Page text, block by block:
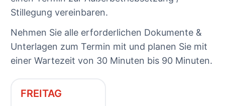
Stillegung vereinbaren.
Nehmen Sie alle erforderlichen Dokumente &
Unterlagen zum Termin mit und planen Sie mit
einer Wartezeit von 30 Minuten bis 90 Minuten.
FREITAG